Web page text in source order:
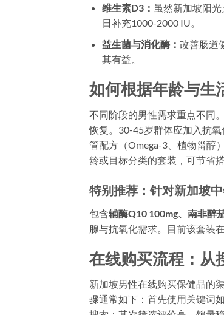
维生素D3： 虽然新加坡阳
日补充1000-2000 IU。
益生菌与消化酶： 改善肠道
其有益。
如何根据年龄与生
不同阶段的男性需求重点不同
恢复。30-45岁群体应加入抗
管配方（Omega-3、植物甾醇
龄或目标分类的套装，可节省搭
特别推荐：针对新加坡
包含辅酶Q10 100mg、南非醉
腺与抗氧化需求。目前该套装
在线购买流程：从
新加坡男性在线购买保健品的
骤通常如下：首先使用关键词